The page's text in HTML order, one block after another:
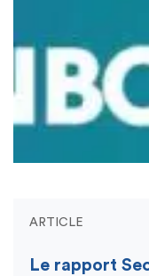
ARTICLE
Le rapport